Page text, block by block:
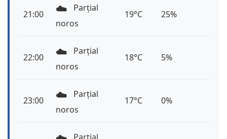
21:00 ☁️
Parțial
noros
19°C 25%
22:00 ☁️
Parțial
noros
18°C 5%
23:00 ☁️
Parțial
noros
17°C 0%